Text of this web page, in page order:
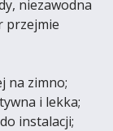
niezawodna
przejmie
na zimno;
i lekka;
instalacji;